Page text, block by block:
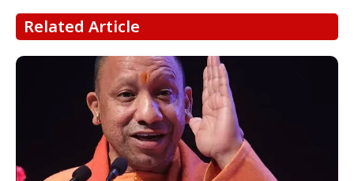
Related Article